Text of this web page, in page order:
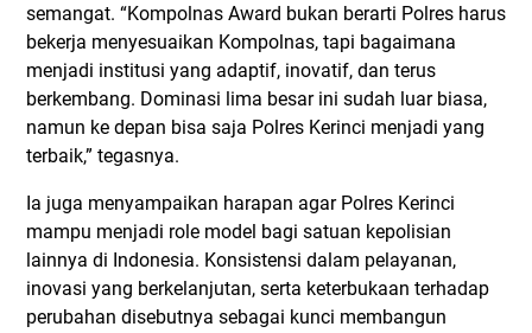
semangat. “Kompolnas Award bukan berarti Polres harus
bekerja menyesuaikan Kompolnas, tapi bagaimana
menjadi institusi yang adaptif, inovatif, dan terus
berkembang. Dominasi lima besar ini sudah luar biasa,
namun ke depan bisa saja Polres Kerinci menjadi yang
terbaik,” tegasnya.
Ia juga menyampaikan harapan agar Polres Kerinci
mampu menjadi role model bagi satuan kepolisian
lainnya di Indonesia. Konsistensi dalam pelayanan,
inovasi yang berkelanjutan, serta keterbukaan terhadap
perubahan disebutnya sebagai kunci membangun